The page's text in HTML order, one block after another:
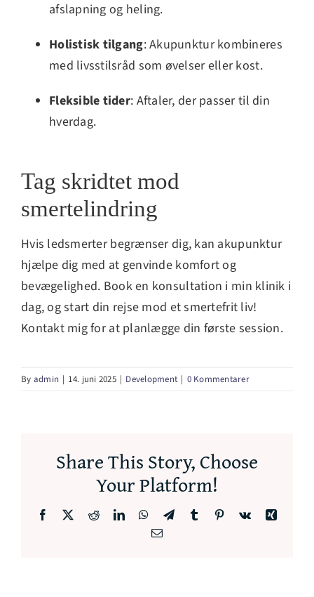
afslapning og heling.
Holistisk tilgang: Akupunktur kombineres
med livsstilsråd som øvelser eller kost.
Fleksible tider: Aftaler, der passer til din
hverdag.
Tag skridtet mod
smertelindring
Hvis ledsmerter begrænser dig, kan akupunktur
hjælpe dig med at genvinde komfort og
bevægelighed. Book en konsultation i min klinik i
dag, og start din rejse mod et smertefrit liv!
Kontakt mig for at planlægge din første session.
By admin | 14. juni 2025 | Development | 0 Kommentarer
Share This Story, Choose
Your Platform!
Facebook RedditLinkedInWhatsApp
TelegramTumblr Pinterest
Vk
Xing
E-